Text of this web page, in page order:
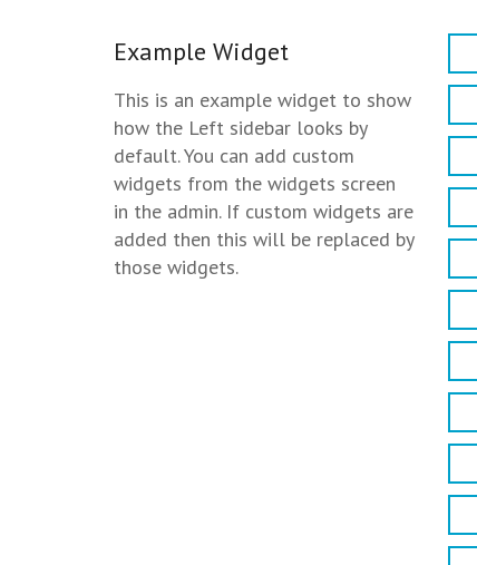
Example Widget
This is an example widget to show
how the Left sidebar looks by
default. You can add custom
widgets from the widgets screen
in the admin. If custom widgets are
added then this will be replaced by
those widgets.